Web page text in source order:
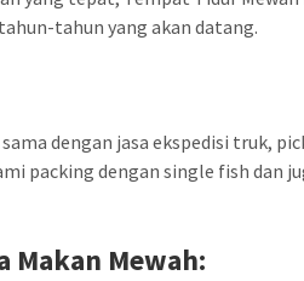
tahun yang akan datang.
dengan jasa ekspedisi truk,
packing dengan single fish dan
Makan Mewah: